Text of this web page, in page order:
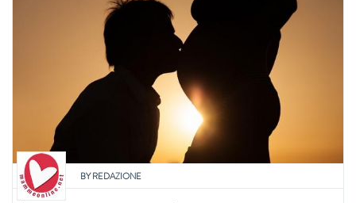
BYREDAZIONE